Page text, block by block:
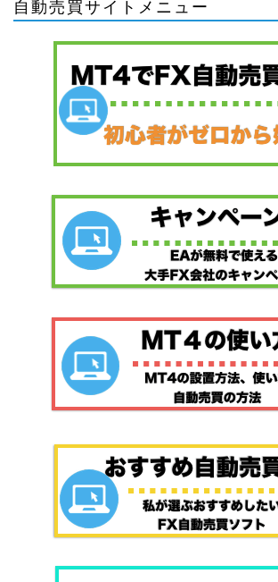
自動売買サイトメニュー